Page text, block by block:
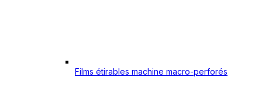
Films étirables machine macro-perforés